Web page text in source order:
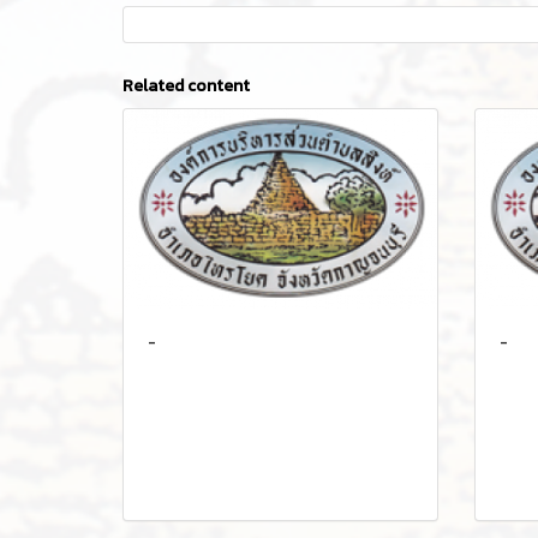
Related content
- -